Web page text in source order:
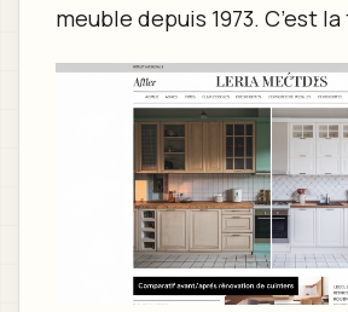
meuble depuis 1973. C’est